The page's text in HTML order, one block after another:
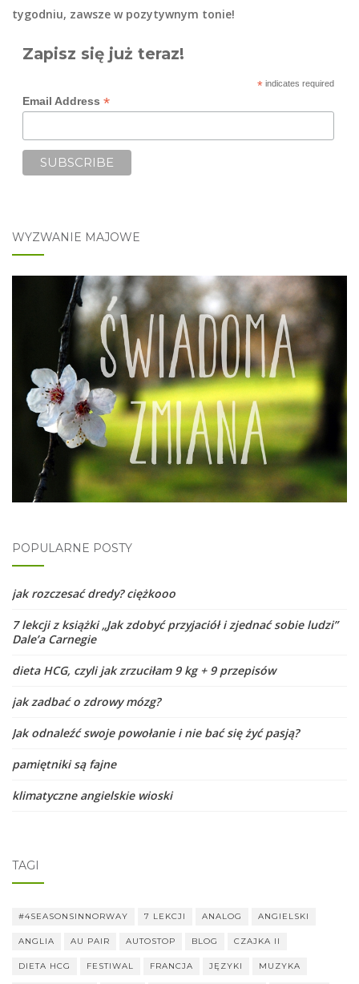
tygodniu, zawsze w pozytywnym tonie!
Zapisz się już teraz!
*indicates required
Email Address *
WYZWANIE MAJOWE
POPULARNE POSTY
jak rozczesać dredy? ciężkooo
7 lekcji z książki „Jak zdobyć przyjaciół i zjednać sobie ludzi”
Dale’a Carnegie
dieta HCG, czyli jak zrzuciłam 9 kg + 9 przepisów
jak zadbać o zdrowy mózg?
Jak odnaleźć swoje powołanie i nie bać się żyć pasją?
pamiętniki są fajne
klimatyczne angielskie wioski
TAGI
#4SEASONSINNORWAY 7 LEKCJI ANALOG ANGIELSKI
ANGLIA AU PAIR AUTOSTOP BLOG CZAJKA II
DIETA HCG FESTIWAL FRANCJA JĘZYKI MUZYKA